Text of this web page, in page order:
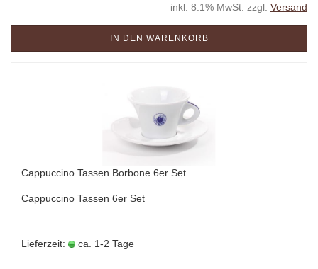
inkl. 8.1% MwSt. zzgl. Versand
IN DEN WARENKORB
Cappuccino Tassen Borbone 6er Set
Cappuccino Tassen 6er Set
Lieferzeit: ca. 1-2 Tage